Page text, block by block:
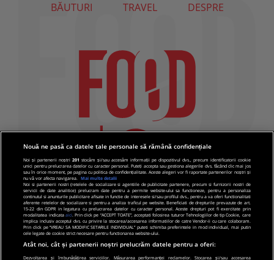
BĂUTURI
TRAVEL DESPRE
Nouă ne pasă ca datele tale personale să rămână confidențiale
Noi și partenerii noștri201 stocăm și/sau accesăm informații pe dispozitivul dvs., precum identificatorii cookie
unici pentru prelucrarea datelor cu caracter personal. Puteți accepta sau gestiona alegerile dvs. făcând clic mai jos
sau în orice moment, pe pagina cu politica de confidențialitate. Aceste alegeri vor fi raportate partenerilor noștri și
nu vă vor afecta navigarea.
Mai multe detalii
Noi si partenerii nostri (retelele de socializare si agentiile de publicitate partenere, precum si furnizorii nostri de
servicii de date analitice) prelucram date pentru a permite website-ului sa functioneze, pentru a personaliza
continutul si anunturile publicitare afisate in functie de interesele si/sau profilul dvs., pentru a va oferi functionalitati
aferente retelelor de socializare si pentru a analiza traficul pe website. Beneficiati de drepturile prevazute de art.
15-22 din GDPR in legatura cu prelucrarea datelor cu caracter personal. Aceste drepturi pot fi exercitate prin
modalitatea indicata aici. Prin click pe “ACCEPT TOATE”, acceptati folosirea tuturor Tehnologiilor de tip Cookie, care
implica inclusiv acceptul dvs. cu privire la stocarea/accesarea informatiilor de catre Vendor-ii cu care colaboram.
Prin click pe “VREAU SA MODIFIC SETARILE INDIVIDUAL” puteti schimba preferintele in mod individual, mai putin
cele legate de cookie strict necesare pentru functionarea website-ului.
Atât noi, cât și partenerii noștri prelucrăm datele pentru a oferi:
Dezvoltarea și îmbunătățirea serviciilor. Măsurarea performanței reclamelor. Stocarea și/sau accesarea